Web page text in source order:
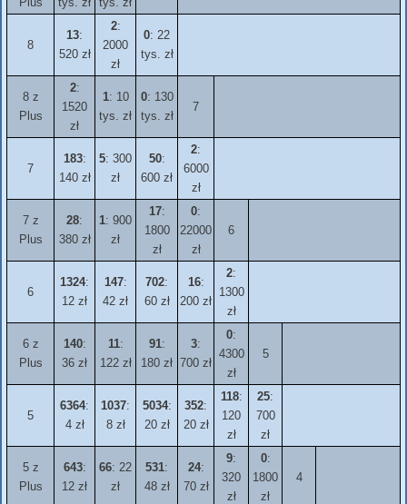
8
13:
520 zł
2:
2000
zł
0: 22
tys. zł
8 z
Plus
2:
1520
zł
1: 10
tys. zł
0: 130
tys. zł
7
7
183:
140 zł
5: 300
zł
50:
600 zł
2:
6000
zł
7 z
Plus
28:
380 zł
1: 900
zł
17:
1800
zł
0:
22000
zł
6
6
1324:
12 zł
147:
42 zł
702:
60 zł
16:
200 zł
2:
1300
zł
6 z
Plus
140:
36 zł
11:
122 zł
91:
180 zł
3:
700 zł
0:
4300
zł
5
5
6364:
4 zł
1037:
8 zł
5034:
20 zł
352:
20 zł
118:
120
zł
25:
700
zł
5 z
Plus
643:
12 zł
66: 22
zł
531:
48 zł
24:
70 zł
9:
320
zł
0:
1800
zł
4